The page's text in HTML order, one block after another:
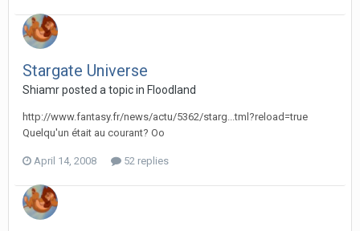
Stargate Universe
Shiamr posted a topic in Floodland
http://www.fantasy.fr/news/actu/5362/starg...tml?reload=true
Quelqu'un était au courant? Oo
April 14, 2008 52 replies